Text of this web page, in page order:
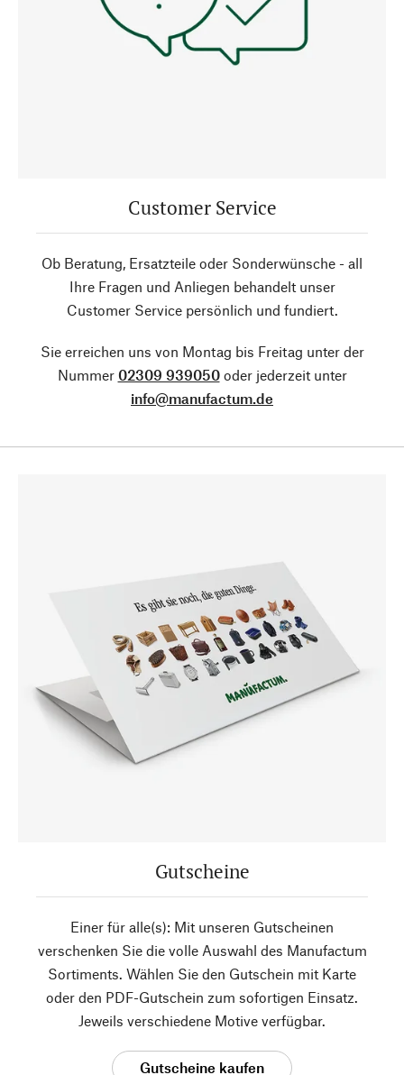
Customer Service
Ob Beratung, Ersatzteile oder Sonderwünsche - all
Ihre Fragen und Anliegen behandelt unser
Customer Service persönlich und fundiert.
Sie erreichen uns von Montag bis Freitag unter der
Nummer 02309 939050oder jederzeit unter
info@manufactum.de
Gutscheine
Einer für alle(s): Mit unseren Gutscheinen
verschenken Sie die volle Auswahl des Manufactum
Sortiments. Wählen Sie den Gutschein mit Karte
oder den PDF-Gutschein zum sofortigen Einsatz.
Jeweils verschiedene Motive verfügbar.
Gutscheine kaufen